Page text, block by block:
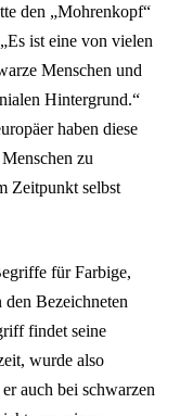
den „Mohrenkopf“
ist eine von vielen
Menschen und
Hintergrund.“
haben diese
zu
Zeitpunkt selbst
für Farbige,
Bezeichneten
findet seine
wurde also
auch bei schwarzen